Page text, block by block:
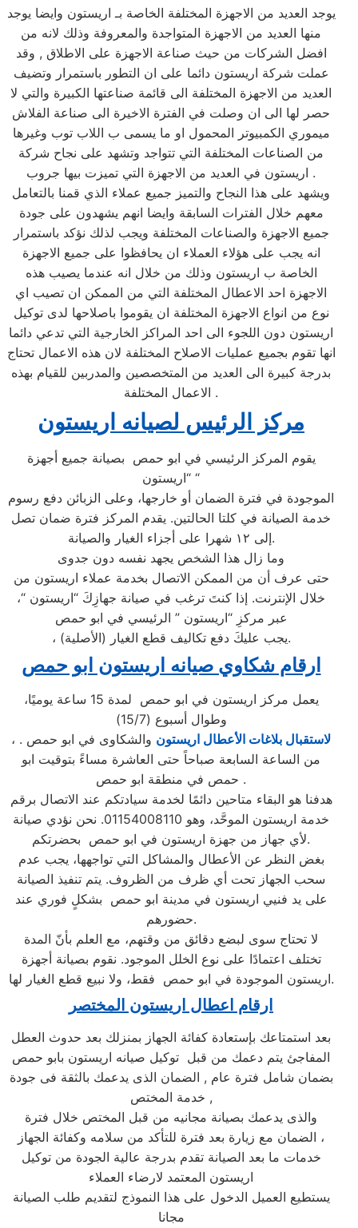
يوجد العديد من الاجهزة المختلفة الخاصة بـ اريستون وايضا يوجد
منها العديد من الاجهزة المتواجدة والمعروفة وذلك لانه من
افضل الشركات من حيث صناعة الاجهزة على الاطلاق , وقد
عملت شركة اريستون دائما على ان التطور باستمرار وتضيف
العديد من الاجهزة المختلفة الى قائمة صناعتها الكبيرة والتي لا
حصر لها الى ان وصلت في الفترة الاخيرة الى صناعة الفلاش
ميموري الكمبيوتر المحمول او ما يسمى ب اللاب توب وغيرها
من الصناعات المختلفة التي تتواجد وتشهد على نجاح شركة
اريستون في العديد من الاجهزة التي تميزت بيها جروب .
ويشهد على هذا النجاح والتميز جميع عملاء الذي قمنا بالتعامل
معهم خلال الفترات السابقة وايضا انهم يشهدون على جودة
جميع الاجهزة والصناعات المختلفة ويجب لذلك نؤكد باستمرار
انه يجب على هؤلاء العملاء ان يحافظوا على جميع الاجهزة
الخاصة ب اريستون وذلك من خلال انه عندما يصيب هذه
الاجهزة احد الاعطال المختلفة التي من الممكن ان تصيب اي
نوع من انواع الاجهزة المختلفة ان يقوموا باصلاحها لدى توكيل
اريستون دون اللجوء الى احد المراكز الخارجية التي تدعي دائما
انها تقوم بجميع عمليات الاصلاح المختلفة لان هذه الاعمال تحتاج
بدرجة كبيرة الى العديد من المتخصصين والمدربين للقيام بهذه
الاعمال المختلفة .
مركز الرئيس لصيانه اريستون
يقوم المركز الرئيسي في ابو حمص بصيانة جميع أجهزة
“اريستون “
الموجودة في فترة الضمان أو خارجها، وعلى الزبائن دفع رسوم
خدمة الصيانة في كلتا الحالتين. يقدم المركز فترة ضمان تصل
إلى ١٢ شهرا على أجزاء الغيار والصيانة.
وما زال هذا الشخص يجهد نفسه دون جدوى
حتى عرف أن من الممكن الاتصال بخدمة عملاء اريستون من
خلال الإنترنت. إذا كنتَ ترغب في صيانة جهازِكَ “اريستون “،
عبر مركزِ “اريستون ” الرئيسي في ابو حمص
، يجب عليكَ دفع تكاليف قطع الغيار (الأصلية).
ارقام شكاوي صيانه اريستون ابو حمص
يعمل مركز اريستون في ابو حمص لمدة 15 ساعة يوميًا،
وطوال أسبوع (15/7)
،
لاستقبال بلاغات الأعطال اريستون والشكاوى في ابو حمص .
من الساعة السابعة صباحاً حتى العاشرة مساءً بتوقيت ابو
حمص في منطقة ابو حمص .
هدفنا هو البقاء متاحين دائمًا لخدمة سيادتكم عند الاتصال برقم
خدمة اريستون الموحَّد، وهو 01154008110. نحن نؤدي صيانة
لأي جهاز من جهزة اريستون في ابو حمص بحضرتكم.
بغض النظر عن الأعطال والمشاكل التي تواجهها، يجب عدم
سحب الجهاز تحت أي ظرف من الظروف. يتم تنفيذ الصيانة
على يد فنيي اريستون في مدينة ابو حمص بشكلٍ فوري عند
حضورهم.
لا تحتاج سوى لبضع دقائق من وقتهم، مع العلم بأنّ المدة
تختلف اعتمادًا على نوع الخلل الموجود. نقوم بصيانة أجهزة
اريستون الموجودة في ابو حمص فقط، ولا نبيع قطع الغيار لها.
ارقام اعطال اريستون المختصر
بعد استمتاعك بإستعادة كفائة الجهاز بمنزلك بعد حدوث العطل
المفاجئ يتم دعمك من قبل توكيل صيانه اريستون بابو حمص
بضمان شامل فترة عام , الضمان الذى يدعمك بالثقة فى جودة
خدمة المختص ,
والذى يدعمك بصيانة مجانيه من قبل المختص خلال فترة
الضمان مع زيارة بعد فترة للتأكد من سلامه وكفائة الجهاز ،
خدمات ما بعد الصيانة تقدم بدرجة عالية الجودة من توكيل
اريستون المعتمد لارضاء العملاء
يستطيع العميل الدخول على هذا النموذج لتقديم طلب الصيانة
مجانا